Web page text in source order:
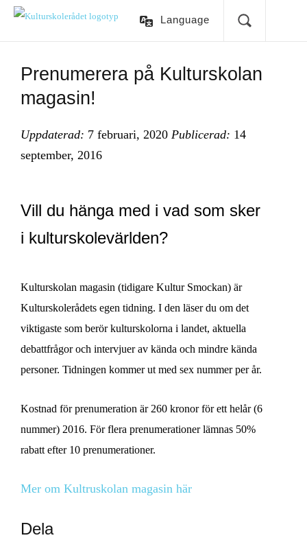
Language
Prenumerera på Kulturskolan
magasin!
Uppdaterad: 7 februari, 2020 Publicerad: 14
september, 2016
Vill du hänga med i vad som sker
i kulturskolevärlden?
Kulturskolan magasin (tidigare Kultur Smockan) är
Kulturskolerådets egen tidning. I den läser du om det
viktigaste som berör kulturskolorna i landet, aktuella
debattfrågor och intervjuer av kända och mindre kända
personer. Tidningen kommer ut med sex nummer per år.
Kostnad för prenumeration är 260 kronor för ett helår (6
nummer) 2016. För flera prenumerationer lämnas 50%
rabatt efter 10 prenumerationer.
Mer om Kultruskolan magasin här
Dela